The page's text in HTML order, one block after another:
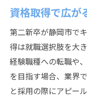
資格取得で広が
第二新卒が静岡市で
得は就職選択肢を大
経験職種への転職や
を目指す場合、業界
と採用の際にアピー